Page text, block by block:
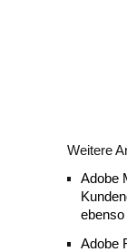
Weitere
Adobe
ebenso
Adobe